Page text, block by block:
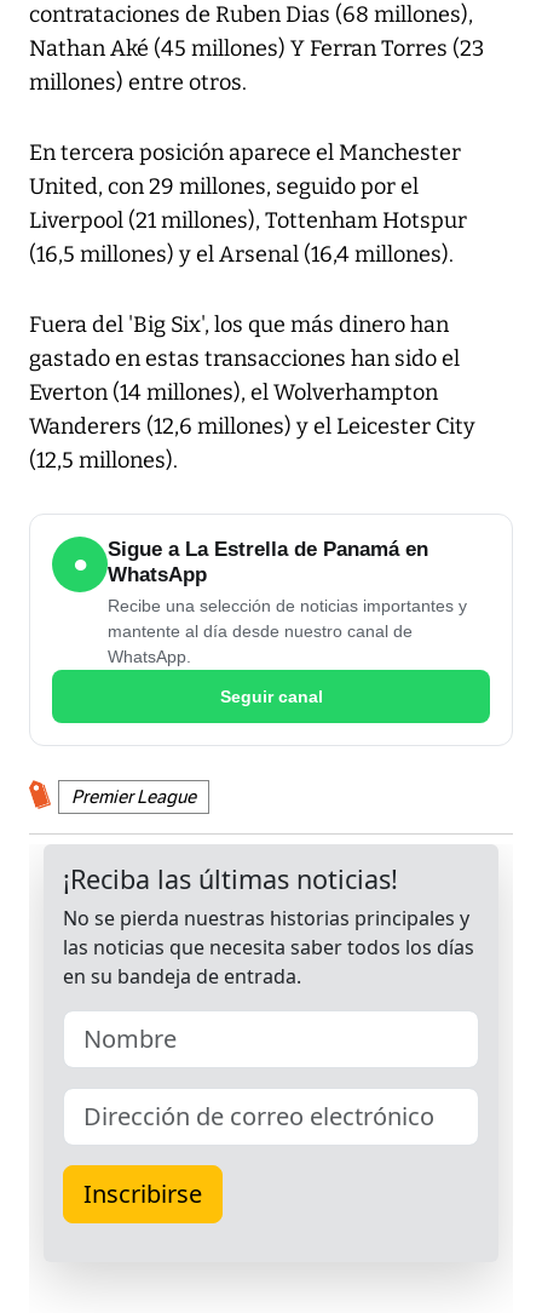
contrataciones de Ruben Dias (68 millones),
Nathan Aké (45 millones) Y Ferran Torres (23
millones) entre otros.
En tercera posición aparece el Manchester
United, con 29 millones, seguido por el
Liverpool (21 millones), Tottenham Hotspur
(16,5 millones) y el Arsenal (16,4 millones).
Fuera del 'Big Six', los que más dinero han
gastado en estas transacciones han sido el
Everton (14 millones), el Wolverhampton
Wanderers (12,6 millones) y el Leicester City
(12,5 millones).
●
Sigue a La Estrella de Panamá en
WhatsApp
Recibe una selección de noticias importantes y
mantente al día desde nuestro canal de
WhatsApp.
Seguir canal
Premier League